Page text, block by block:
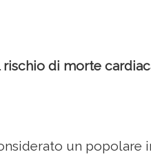
di morte
un popolare